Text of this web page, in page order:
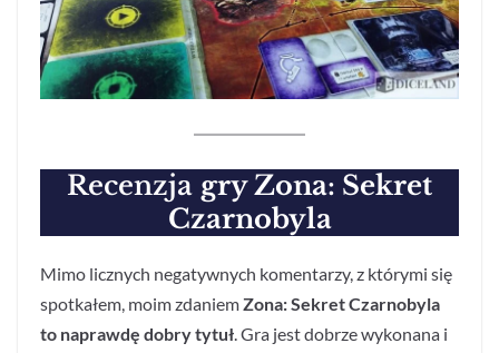
Recenzja gry Zona: Sekret
Czarnobyla
Mimo licznych negatywnych komentarzy, z którymi się
spotkałem, moim zdaniemZona: Sekret Czarnobyla
to naprawdę dobry tytuł. Gra jest dobrze wykonana i